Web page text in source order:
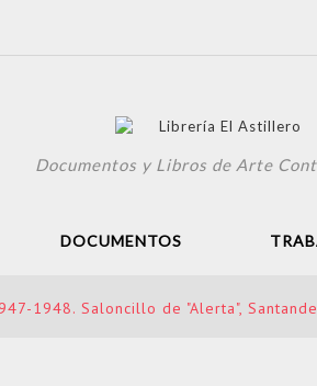
Documentos y Libros de Arte
DOCUMENTOS
1948. Saloncillo de "Alerta",